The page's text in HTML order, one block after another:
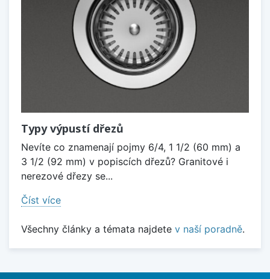
Typy výpustí dřezů
Nevíte co znamenají pojmy 6/4, 1 1/2 (60 mm) a
3 1/2 (92 mm) v popiscích dřezů? Granitové i
nerezové dřezy se...
Číst více
Všechny články a témata najdete v naší poradně.